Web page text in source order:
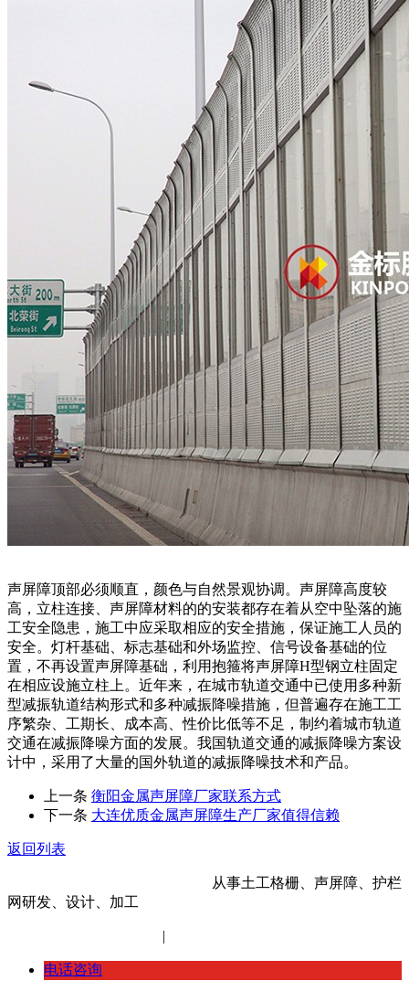
声屏障顶部必须顺直，颜色与自然景观协调。声屏障高度较
高，立柱连接、声屏障材料的的安装都存在着从空中坠落的施
工安全隐患，施工中应采取相应的安全措施，保证施工人员的
安全。灯杆基础、标志基础和外场监控、信号设备基础的位
置，不再设置声屏障基础，利用抱箍将声屏障H型钢立柱固定
在相应设施立柱上。近年来，在城市轨道交通中已使用多种新
型减振轨道结构形式和多种减振降噪措施，但普遍存在施工工
序繁杂、工期长、成本高、性价比低等不足，制约着城市轨道
交通在减振降噪方面的发展。我国轨道交通的减振降噪方案设
计中，采用了大量的国外轨道的减振降噪技术和产品。
上一条 衡阳金属声屏障厂家联系方式
下一条 大连优质金属声屏障生产厂家值得信赖
返回列表
从事土工格栅、声屏障、护栏
网研发、设计、加工
|
电话咨询